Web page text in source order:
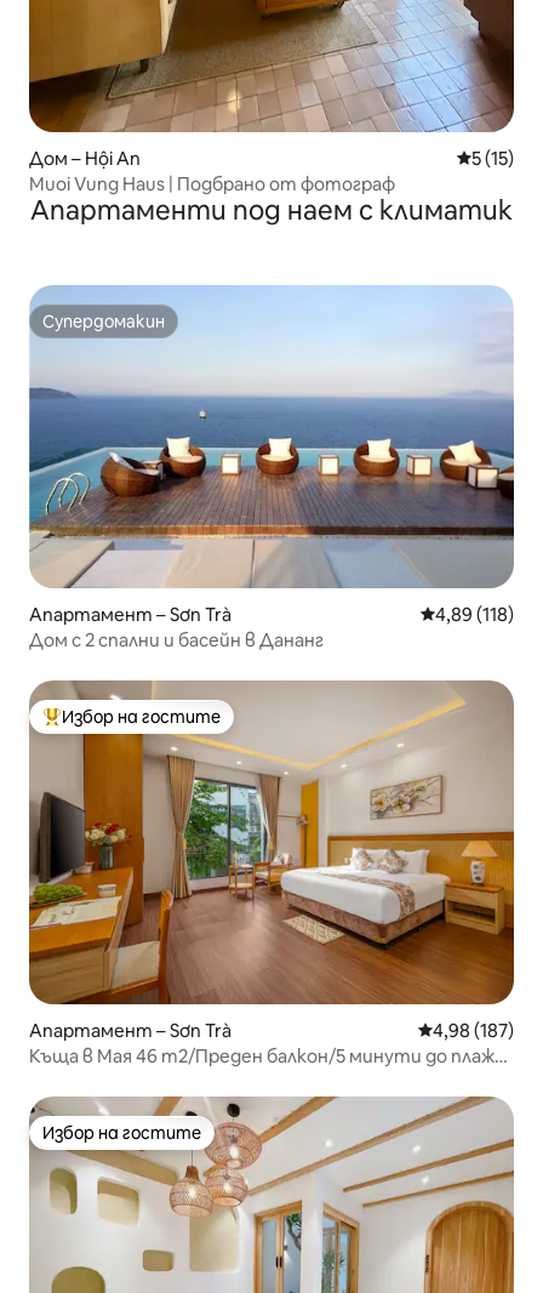
Дом – Hội An Средна
5 (15)
Muoi Vung Haus | Подбрано от фотограф
Апартаменти под наем с климатик
Супердомакин
Супердомакин
Апартамент – Sơn Trà Средна
4,89 (118)
Дом с 2 спални и басейн в Дананг
Най-популярен избор на гостите
Избор на гостите
Апартамент – Sơn Trà Средна
4,98 (187)
Къща в Мая 46 m2/Преден балкон/5 минути до плажа
Избор на гостите
Избор на гостите